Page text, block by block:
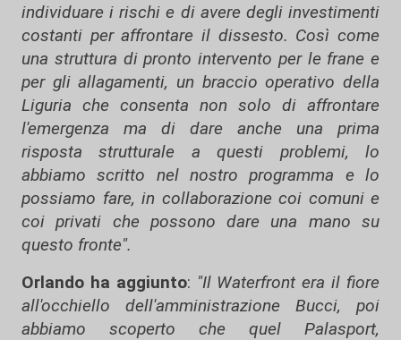
individuare i rischi e di avere degli investimenti
costanti per affrontare il dissesto. Così come
una struttura di pronto intervento per le frane e
per gli allagamenti, un braccio operativo della
Liguria che consenta non solo di affrontare
l'emergenza ma di dare anche una prima
risposta strutturale a questi problemi, lo
abbiamo scritto nel nostro programma e lo
possiamo fare, in collaborazione coi comuni e
coi privati che possono dare una mano su
questo fronte".
Orlando ha aggiunto: "Il Waterfront era il fiore
all'occhiello dell'amministrazione Bucci, poi
abbiamo scoperto che quel Palasport,